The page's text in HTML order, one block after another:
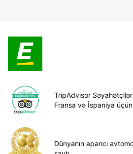
TripAdvisor
Fransa və İspaniya
Dünyanın aparıcı